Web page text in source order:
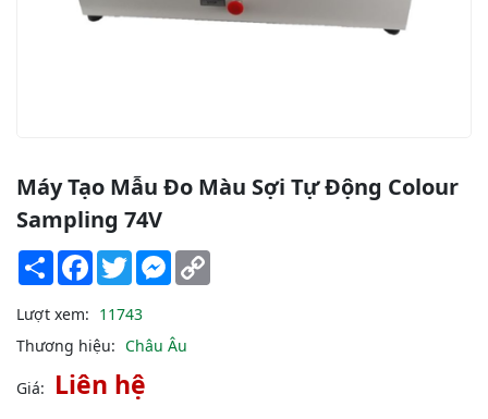
Máy Tạo Mẫu Đo Màu Sợi Tự Động Colour
Sampling 74V
Share Facebook
TwitterMessenger
Lượt xem: 11743
Thương hiệu: Châu Âu
Giá: Liên hệ